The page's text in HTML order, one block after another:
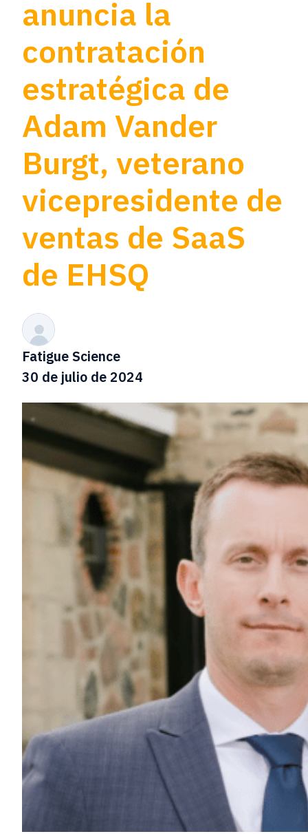
anuncia la
contratación
estratégica de
Adam Vander
Burgt, veterano
vicepresidente de
ventas de SaaS
de EHSQ
Fatigue Science
30 de julio de 2024